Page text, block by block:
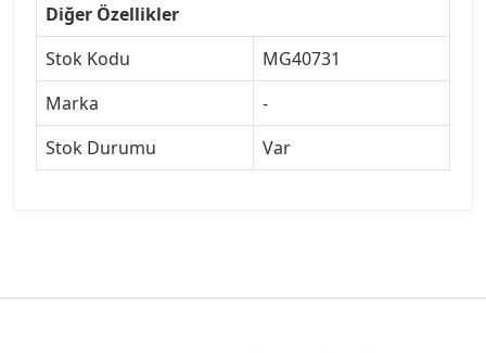
Diğer Özellikler
Stok Kodu
MG40731
Marka
-
Stok Durumu
Var